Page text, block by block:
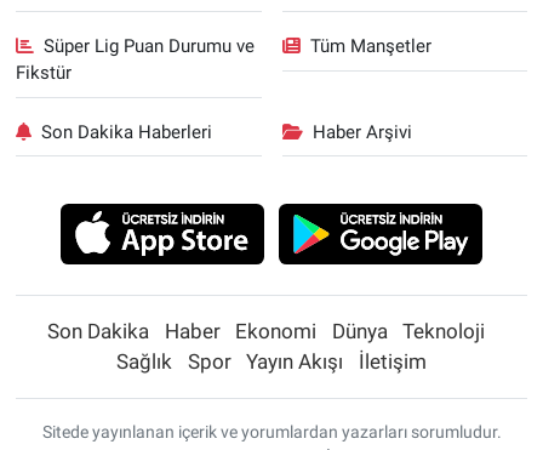
Süper Lig Puan Durumu ve
Fikstür
Tüm Manşetler
Son Dakika Haberleri Haber Arşivi
Son Dakika Haber Ekonomi Dünya
Teknoloji
Sağlık
Spor Yayın Akışı İletişim
Sitede yayınlanan içerik ve yorumlardan yazarları sorumludur.